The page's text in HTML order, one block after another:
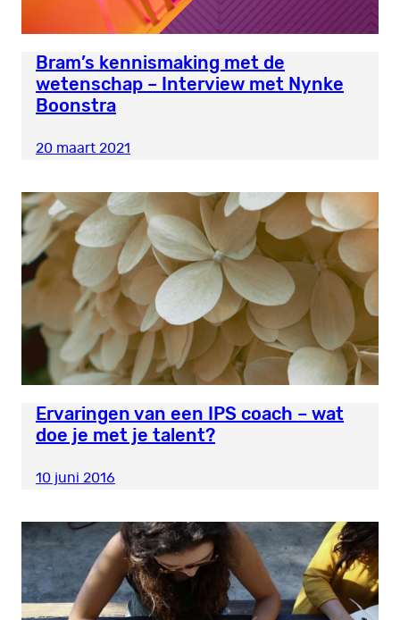
Bram’s kennismaking met de
wetenschap – Interview met Nynke
Boonstra
20 maart 2021
Ervaringen van een IPS coach – wat
doe je met je talent?
10 juni 2016